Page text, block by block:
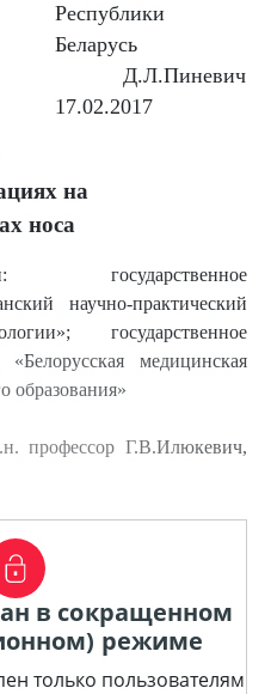
Республики
Беларусь
Д.Л.Пиневич
17.02.2017
на
носа
государственное
научно-практический
государственное
медицинская
образования»
профессор Г.В.Илюкевич,
в сокращенном
режиме
только пользователям